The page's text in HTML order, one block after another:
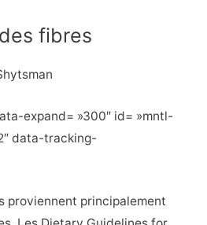
fibres
expand= »300″ id= »mntl-
data-tracking-
proviennent principalement